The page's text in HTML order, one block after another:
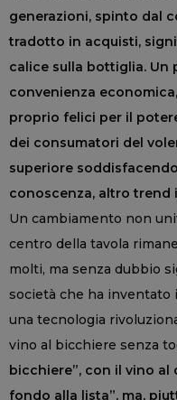
generazioni, spinto dal
tradotto in acquisti,
calice sulla bottiglia. Un
convenienza
proprio felici per il
dei consumatori del
superiore
conoscenza, altro trend
Un cambiamento non
centro della tavola
molti, ma senza dubbio
società che ha inventato
una tecnologia
vino al bicchiere senza
bicchiere”, con il vino al
fondo alla lista”, ma,